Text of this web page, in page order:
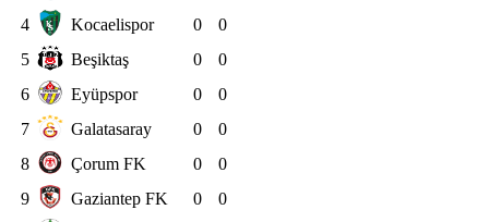
4
Kocaelispor 0
0
5
Beşiktaş 0
0
6
Eyüpspor 0
0
7
Galatasaray 0
0
8
Çorum FK 0
0
9
Gaziantep FK 0
0